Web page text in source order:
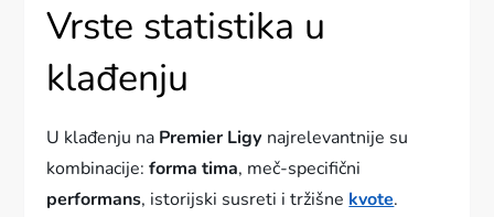
Vrste statistika u
klađenju
U klađenju na Premier Ligу najrelevantnije su
kombinacije:forma tima, meč-specifični
performans, istorijski susreti i tržišne kvote.